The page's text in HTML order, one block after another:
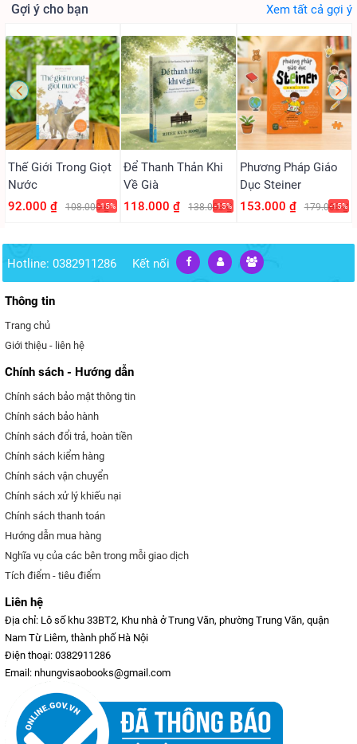
Gợi ý cho bạn Xem tất cả gợi ý
Thế Giới Trong Giọt
Nước
92.000 ₫
108.000 ₫
-15%
Để Thanh Thản Khi
Về Già
118.000 ₫
138.000 ₫
-15%
Phương Pháp Giáo
Dục Steiner
153.000 ₫
179.000 ₫
-15%
Hotline: 0382911286 Kết nối
Thông tin
Trang chủ
Giới thiệu - liên hệ
Chính sách - Hướng dẫn
Chính sách bảo mật thông tin
Chính sách bảo hành
Chính sách đổi trả, hoàn tiền
Chính sách kiểm hàng
Chính sách vận chuyển
Chính sách xử lý khiếu nại
Chính sách thanh toán
Hướng dẫn mua hàng
Nghĩa vụ của các bên trong mỗi giao dịch
Tích điểm - tiêu điểm
Liên hệ
Địa chỉ: Lô số khu 33BT2, Khu nhà ở Trung Văn, phường Trung Văn, quận
Nam Từ Liêm, thành phố Hà Nội
Điện thoại: 0382911286
Email: nhungvisaobooks@gmail.com